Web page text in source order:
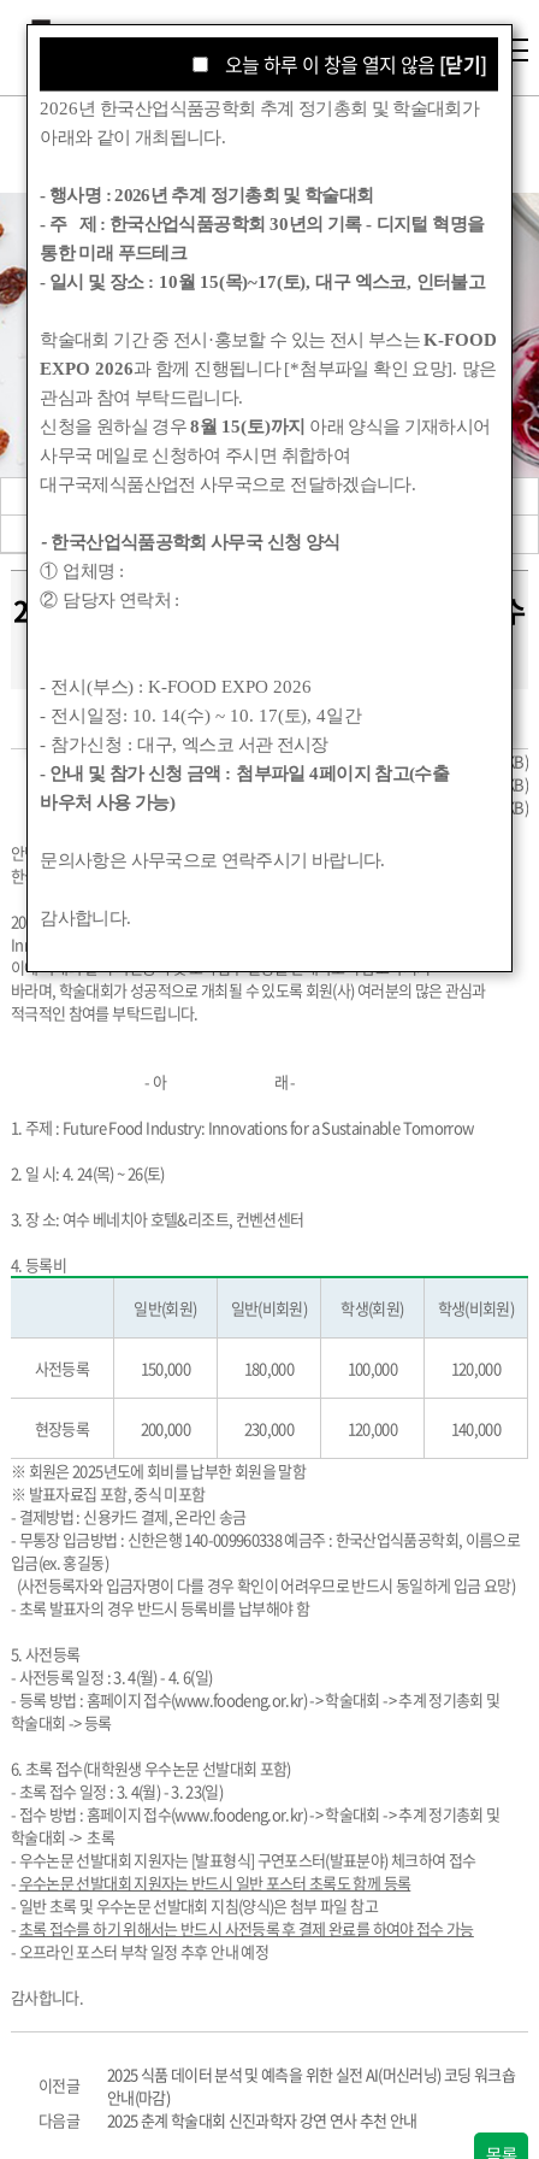
학회소식
Korean Society for Food Engineering
공지사항
관련기관소식
회원동정
2025년도 춘계 학술대회 사전등록 및 초록 접수
작성자 : 관리자 작성일 :2025-02-10 00:00
첨부_1_포스터_초록_작성법_(1).pdf
(85KB)
첨부_2_우수논문_선발대회_선발지침_(1).pdf
(59KB)
(51KB)
안녕하세요
한국산업식품공학회입니다.
2025년 춘계 학술대회가 4. 24(목) ~ 26(토), 여수에서 “Future Food Industry:
Innovations for a Sustainable Tomorrow”의 주제로 개최됩니다.
이에 아래와 같이 사전등록 및 초록접수 일정을 안내하오니 참고하시기
바라며, 학술대회가 성공적으로 개최될 수 있도록 회원(사) 여러분의 많은 관심과
적극적인 참여를 부탁드립니다.
- 아 래 -
1. 주제 : Future Food Industry: Innovations for a Sustainable Tomorrow
2. 일 시: 4. 24(목) ~ 26(토)
3. 장 소: 여수 베네치아 호텔&리조트, 컨벤션센터
4. 등록비
일반(회원)
일반(비회원) 학생(회원) 학생(비회원)
사전등록 150,000 180,000 100,000 120,000
현장등록 200,000 230,000 120,000
140,000
※ 회원은 2025년도에 회비를 납부한 회원을 말함
※ 발표자료집 포함, 중식 미포함
- 결제방법 : 신용카드 결제, 온라인 송금
- 무통장 입금방법 : 신한은행 140-009960338 예금주 : 한국산업식품공학회, 이름으로
입금(ex. 홍길동)
(사전등록자와 입금자명이 다를 경우 확인이 어려우므로 반드시 동일하게 입금 요망)
- 초록 발표자의 경우 반드시 등록비를 납부해야 함
5. 사전등록
- 사전등록 일정 : 3. 4(월) - 4. 6(일)
- 등록 방법 : 홈페이지 접수(www.foodeng.or.kr) -> 학술대회 -> 추계 정기총회 및
학술대회 -> 등록
6. 초록 접수(대학원생 우수논문 선발대회 포함)
- 초록 접수 일정 : 3. 4(월) - 3. 23(일)
- 접수 방법 : 홈페이지 접수(www.foodeng.or.kr) -> 학술대회 -> 추계 정기총회 및
학술대회 -> 초록
- 우수논문 선발대회 지원자는 [발표형식] 구연포스터(발표분야) 체크하여 접수
- 우수논문 선발대회 지원자는 반드시 일반 포스터 초록도 함께 등록
- 일반 초록 및 우수논문 선발대회 지침(양식)은 첨부 파일 참고
-초록 접수를 하기 위해서는 반드시 사전등록 후 결제 완료를 하여야 접수 가능
- 오프라인 포스터 부착 일정 추후 안내 예정
감사합니다.
이전글
2025 식품 데이터 분석 및 예측을 위한 실전 AI(머신러닝) 코딩 워크숍
안내(마감)
다음글
2025 춘계 학술대회 신진과학자 강연 연사 추천 안내
오늘 하루 이 창을 열지 않음 [닫기]
오늘 하루 이 창을 열지 않음 [닫기]
2026년 한국산업식품공학회 추계 정기총회 및 학술대회가
아래와 같이 개최됩니다.
- 행사명 :2026년 추계 정기총회 및 학술대회
- 주 제 : 한국산업식품공학회 30년의 기록- 디지털 혁명을
통한 미래 푸드테크
- 일시 및 장소 : 10월 15(목)~17(토),대구 엑스코, 인터불고
학술대회 기간 중 전시 ·홍보할 수 있는 전시 부스는K-FOOD
EXPO 2026과 함께 진행됩니다[*첨부파일 확인 요망]. 많은
관심과 참여 부탁드립니다.
신청을 원하실 경우8월 15(토)까지 아래 양식을 기재하시어
사무국 메일로 신청하여 주시면 취합하여
대구국제식품산업전 사무국으로 전달하겠습니다.
- 한국산업식품공학회 사무국 신청 양식
① 업체명 :
② 담당자 연락처 :
- 전시(부스) : K-FOOD EXPO 2026
- 전시일정: 10. 14(수) ~ 10. 17(토), 4일간
- 참가신청 :대구, 엑스코 서관 전시장
- 안내 및 참가 신청 금액 : 첨부파일 4페이지 참고(수출
바우처 사용 가능)
문의사항은 사무국으로 연락주시기 바랍니다.
감사합니다.